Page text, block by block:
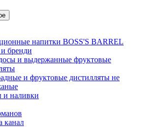
напитки BOSS'S BARREL
бренди
и выдержанные фруктовые
и фруктовые дистилляты не
и наливки
канал